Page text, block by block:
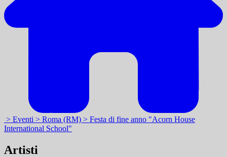
> Eventi > Roma (RM) > Festa di fine anno "Acorn House
International School"
Artisti